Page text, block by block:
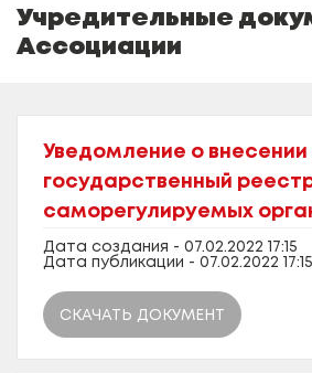
Учредительные
Ассоциации
Уведомление о внесении
государственный
саморегулируемых
Дата создания - 07.02.2022 17:15
Дата публикации - 07.02.2022 17:15
СКАЧАТЬ ДОКУМЕНТ